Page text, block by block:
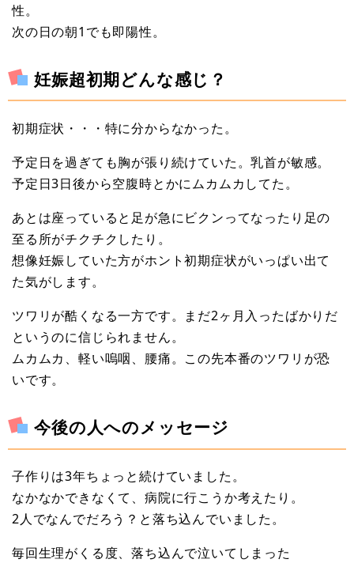
性。
次の日の朝1でも即陽性。
妊娠超初期どんな感じ？
初期症状・・・特に分からなかった。
予定日を過ぎても胸が張り続けていた。乳首が敏感。
予定日3日後から空腹時とかにムカムカしてた。
あとは座っていると足が急にビクンってなったり足の
至る所がチクチクしたり。
想像妊娠していた方がホント初期症状がいっぱい出て
た気がします。
ツワリが酷くなる一方です。まだ2ヶ月入ったばかりだ
というのに信じられません。
ムカムカ、軽い嗚咽、腰痛。この先本番のツワリが恐
いです。
今後の人へのメッセージ
子作りは3年ちょっと続けていました。
なかなかできなくて、病院に行こうか考えたり。
2人でなんでだろう？と落ち込んでいました。
毎回生理がくる度、落ち込んで泣いてしまった